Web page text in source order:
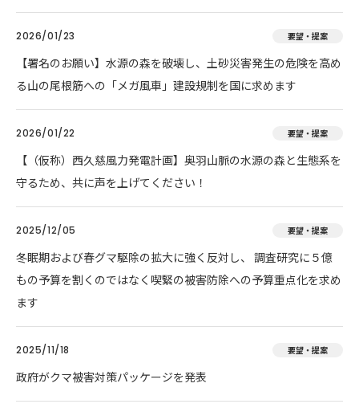
2026/01/23 要望・提案
【署名のお願い】水源の森を破壊し、土砂災害発生の危険を高め
る山の尾根筋への「メガ風車」建設規制を国に求めます
2026/01/22 要望・提案
【（仮称）西久慈風力発電計画】奥羽山脈の水源の森と生態系を
守るため、共に声を上げてください！
2025/12/05 要望・提案
冬眠期および春グマ駆除の拡大に強く反対し、 調査研究に５億
もの予算を割くのではなく喫緊の被害防除への予算重点化を求め
ます
2025/11/18 要望・提案
政府がクマ被害対策パッケージを発表